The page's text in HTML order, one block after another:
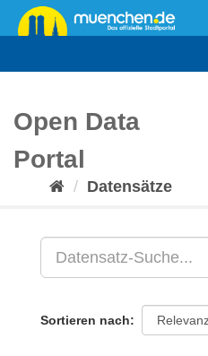
Überspringen
zum
Open Data
Portal
Datensätze
Sortieren nach